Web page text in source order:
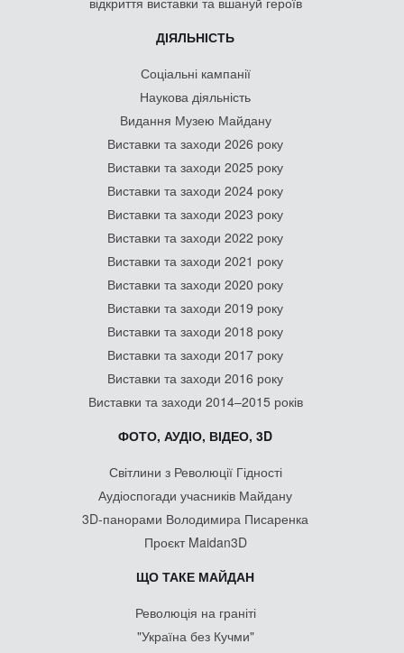
ДІЯЛЬНІСТЬ
Соціальні кампанії
Наукова діяльність
Видання Музею Майдану
Виставки та заходи 2026 року
Виставки та заходи 2025 року
Виставки та заходи 2024 року
Виставки та заходи 2023 року
Виставки та заходи 2022 року
Виставки та заходи 2021 року
Виставки та заходи 2020 року
Виставки та заходи 2019 року
Виставки та заходи 2018 року
Виставки та заходи 2017 року
Виставки та заходи 2016 року
Виставки та заходи 2014–2015 років
ФОТО, АУДІО, ВІДЕО, 3D
Світлини з Революції Гідності
Аудіоспогади учасників Майдану
3D-панорами Володимира Писаренка
Проєкт Maidan3D
ЩО ТАКЕ МАЙДАН
Революція на граніті
"Україна без Кучми"